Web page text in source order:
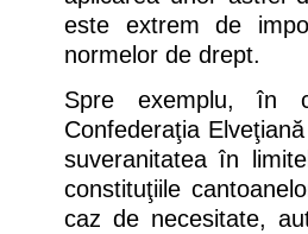
este extrem de
normelor de drept.
Spre exemplu, în
Confederaţia
suveranitatea în
constituţiile
caz de necesitate,